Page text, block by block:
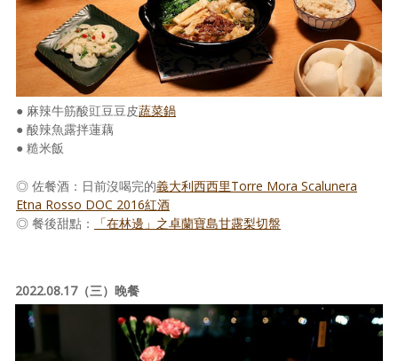
● 麻辣牛筋酸豇豆豆皮蔬菜鍋
● 酸辣魚露拌蓮藕
● 糙米飯
◎ 佐餐酒：日前沒喝完的義大利西西里Torre Mora Scalunera
Etna Rosso DOC 2016紅酒
◎ 餐後甜點：
「在林邊」之卓蘭寶島甘露梨切盤
2022.08.17（三）晚餐